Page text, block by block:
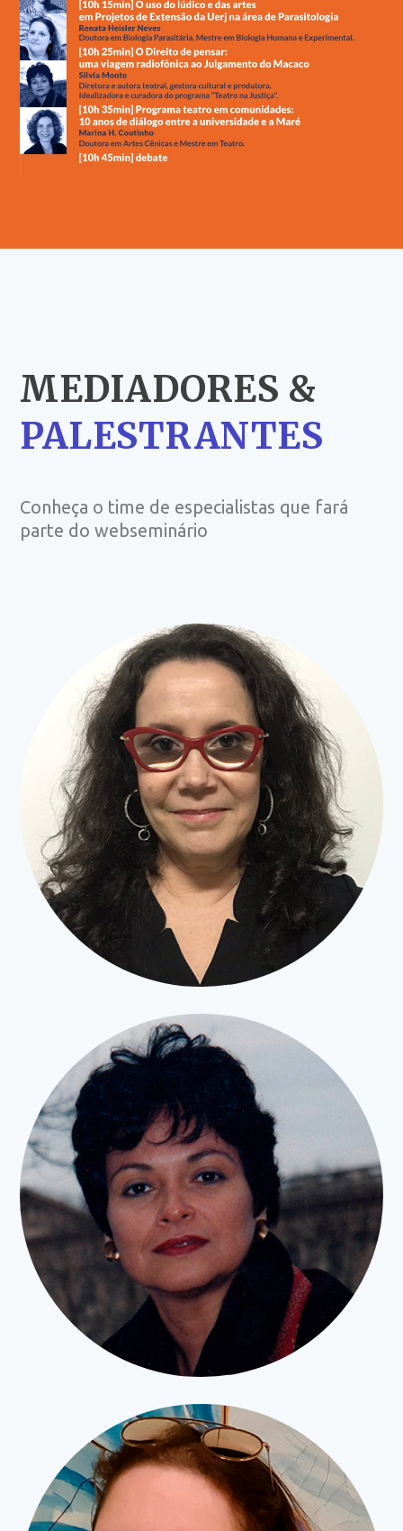
MEDIADORES &
PALESTRANTES
Conheça o time de especialistas que fará
parte do webseminário